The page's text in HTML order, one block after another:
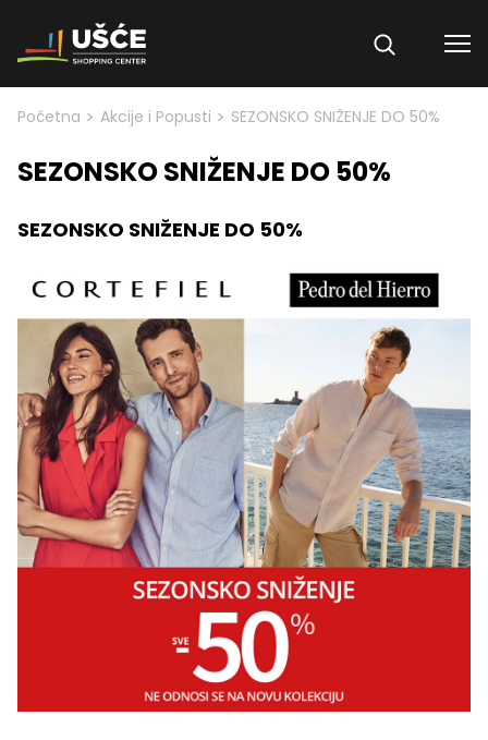
Skip to content
Početna > Akcije i Popusti > SEZONSKO SNIŽENJE DO 50%
SEZONSKO SNIŽENJE DO 50%
SEZONSKO SNIŽENJE DO 50%